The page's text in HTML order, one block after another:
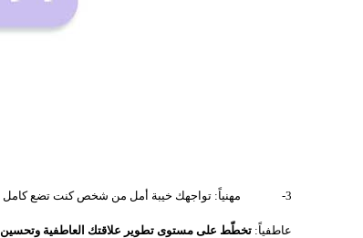
3- مهنياً: تواجهك خيبة أمل من شخص كنت تضع كامل ثقتك به، قد يزعجك هذا الأمر فترة، لكنك لا تلبث أن تقع في مشكلة مع محيطك.
عاطفياً: تخطّط على مستوى تطوير علاقتك العاطفية وتحسين